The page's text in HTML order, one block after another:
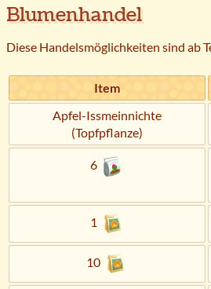
Blumenhandel
Diese Handelsmöglichkeiten sind ab
Item
Apfel-Issmeinnichte
(Topfpflanze)
6
1
10